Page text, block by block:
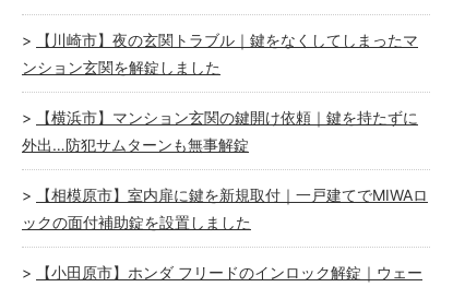
【川崎市】夜の玄関トラブル｜鍵をなくしてしまったマ
ンション玄関を解錠しました
【横浜市】マンション玄関の鍵開け依頼｜鍵を持たずに
外出…防犯サムターンも無事解錠
【相模原市】室内扉に鍵を新規取付｜一戸建てでMIWAロ
ックの面付補助錠を設置しました
【小田原市】ホンダ フリードのインロック解錠｜ウェー